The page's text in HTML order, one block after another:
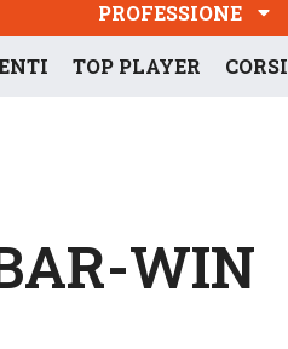
PROFESSIONE
TOP PLAYER CORSI
WIN